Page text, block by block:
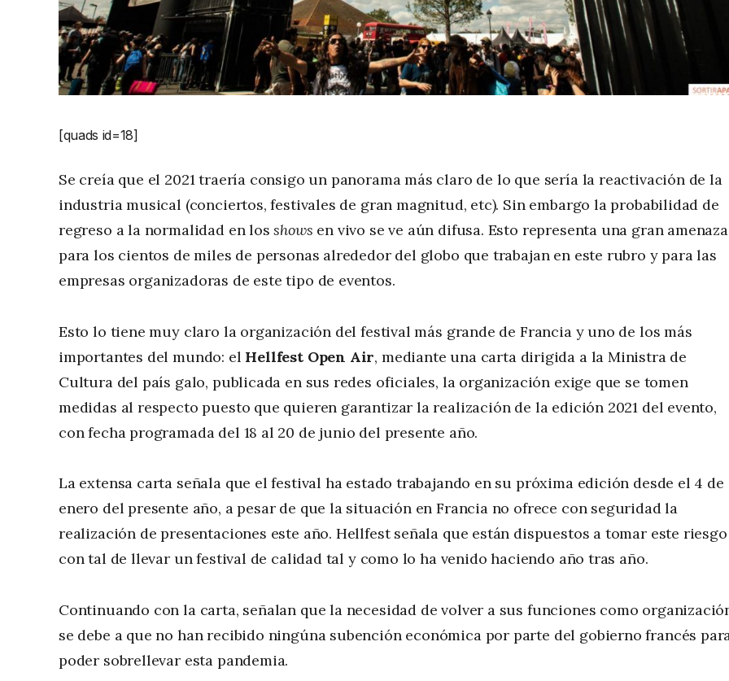
[quads id=18]
Se creía que el 2021 traería consigo un panorama más claro de lo que sería la reactivación de la
industria musical (conciertos, festivales de gran magnitud, etc). Sin embargo la probabilidad de
regreso a la normalidad en losshows en vivo se ve aún difusa. Esto representa una gran amenaza
para los cientos de miles de personas alrededor del globo que trabajan en este rubro y para las
empresas organizadoras de este tipo de eventos.
Esto lo tiene muy claro la organización del festival más grande de Francia y uno de los más
importantes del mundo: el Hellfest Open Air, mediante una carta dirigida a la Ministra de
Cultura del país galo, publicada en sus redes oficiales, la organización exige que se tomen
medidas al respecto puesto que quieren garantizar la realización de la edición 2021 del evento,
con fecha programada del 18 al 20 de junio del presente año.
La extensa carta señala que el festival ha estado trabajando en su próxima edición desde el 4 de
enero del presente año, a pesar de que la situación en Francia no ofrece con seguridad la
realización de presentaciones este año. Hellfest señala que están dispuestos a tomar este riesgo
con tal de llevar un festival de calidad tal y como lo ha venido haciendo año tras año.
Continuando con la carta, señalan que la necesidad de volver a sus funciones como
se debe a que no han recibido ningúna subención económica por parte del gobierno francés
poder sobrellevar esta pandemia.